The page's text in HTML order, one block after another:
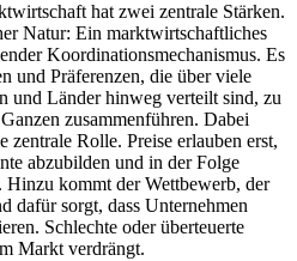
hat zwei zentrale Stärken.
Natur: Ein marktwirtschaftliches
Koordinationsmechanismus. Es
und Präferenzen, die über viele
und Länder hinweg verteilt sind, zu
zusammenführen. Dabei
zentrale Rolle. Preise erlauben erst,
abzubilden und in der Folge
kommt der Wettbewerb, der
dafür sorgt, dass Unternehmen
Schlechte oder überteuerte
Markt verdrängt.